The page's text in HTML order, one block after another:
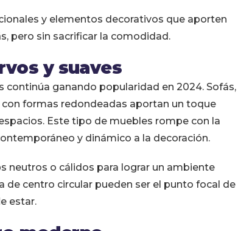
y elementos decorativos que aporten
pero sin sacrificar la comodidad.
y suaves
continúa ganando popularidad en 2024. Sofás,
formas redondeadas aportan un toque
Este tipo de muebles rompe con la
y dinámico a la decoración.
neutros o cálidos para lograr un ambiente
de centro circular pueden ser el punto focal de
estar.